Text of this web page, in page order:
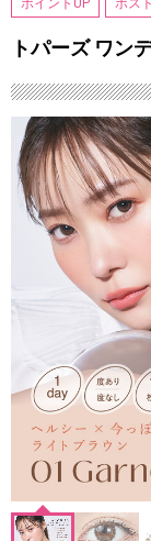
ポイントUP ポス
トパーズ ワン